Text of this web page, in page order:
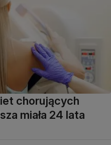
chorujących
miała 24 lata